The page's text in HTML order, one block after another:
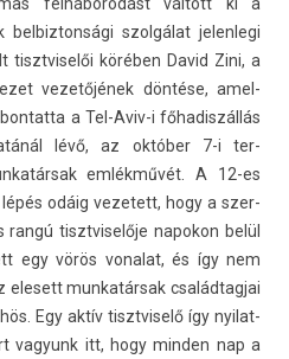
be­lbiz­tonsági szolgálat jelen­legi
tisztviselői körében David Zini, a
vezetőjének döntése, amel­
a Tel-Aviv-i főhadis­zállás
lévő, az október 7-i ter­
emlékművét. A 12-es
odáig vezetett, hogy a szer­
tisztviselője napokon belül
egy vörös vonalat, és így nem
elesett mun­katár­sak család­tagjai
Egy aktív tisztviselő így nyilat­
vagyunk itt, hogy mind­en nap a